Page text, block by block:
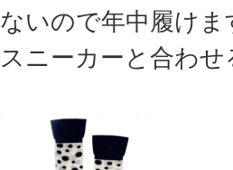
ないので年中履けま
スニーカーと合わ